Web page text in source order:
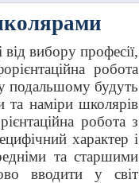
вибору професії,
робота
подальшому будуть
та наміри школярів
робота з
характер і
та старшими
вводити у світ